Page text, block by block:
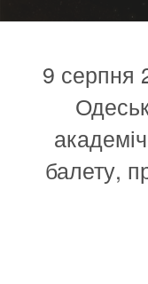
9 серпня
балету,